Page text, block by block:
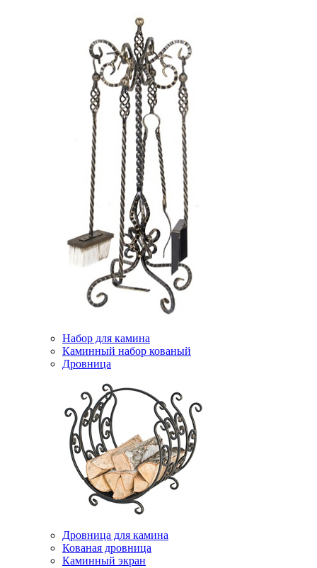
Набор для камина
Каминный набор кованый
Дровница
Дровница для камина
Кованая дровница
Каминный экран